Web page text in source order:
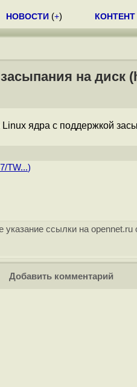
НОВОСТИ (+) КОНТЕНТ
на диск
Linux ядра с поддержкой
TW...)
указание ссылки на opennet.ru
Добавить комментарий